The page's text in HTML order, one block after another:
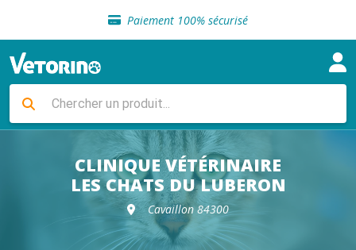
Paiement 100% sécurisé
Livraison gratuite en clinique vétérinaire
Sélection de croquettes vétérinaire
Livraison gratuite en clinique vétérinaire
Retour gratuit en clinique
Sélection de croquettes vétérinaire
CLINIQUE VÉTÉRINAIRE
LES CHATS DU LUBERON
Cavaillon 84300